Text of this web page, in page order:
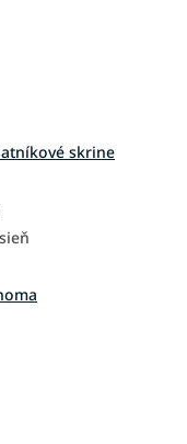
skrine